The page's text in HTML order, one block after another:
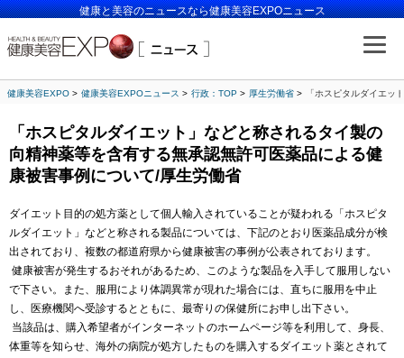
健康と美容のニュースなら健康美容EXPOニュース
健康美容EXPO 健康美容EXPOニュース 行政：TOP 厚生労働省 「ホスピタルダイエッ
「ホスピタルダイエット」などと称されるタイ製の
向精神薬等を含有する無承認無許可医薬品による健
康被害事例について/厚生労働省
ダイエット目的の処方薬として個人輸入されていることが疑われる「ホスピタ
ルダイエット」などと称される製品については、下記のとおり医薬品成分が検
出されており、複数の都道府県から健康被害の事例が公表されております。
健康被害が発生するおそれがあるため、このような製品を入手して服用しない
で下さい。また、服用により体調異常が現れた場合には、直ちに服用を中止
し、医療機関へ受診するとともに、最寄りの保健所にお申し出下さい。
当該品は、購入希望者がインターネットのホームページ等を利用して、身長、
体重等を知らせ、海外の病院が処方したものを購入するダイエット薬とされて